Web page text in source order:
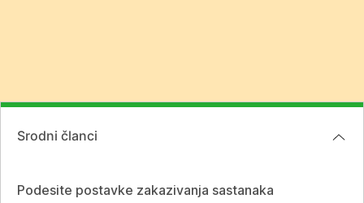
Srodni članci
Podesite postavke zakazivanja sastanaka